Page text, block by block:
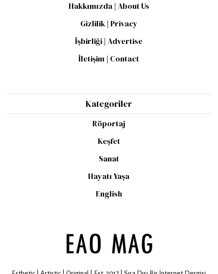
Hakkımızda | About Us
Gizlilik | Privacy
İşbirliği | Advertise
İletişim | Contact
Kategoriler
Röportaj
Keşfet
Sanat
Hayatı Yaşa
English